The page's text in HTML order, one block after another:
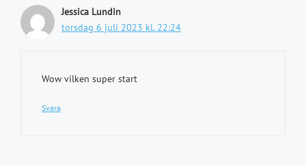
Jessica Lundin
torsdag 6 juli 2023 kl. 22:24
Wow vilken super start
Svara